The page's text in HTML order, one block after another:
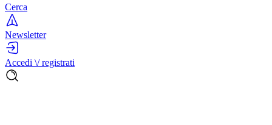
Cerca
Newsletter
Accedi \/ registrati